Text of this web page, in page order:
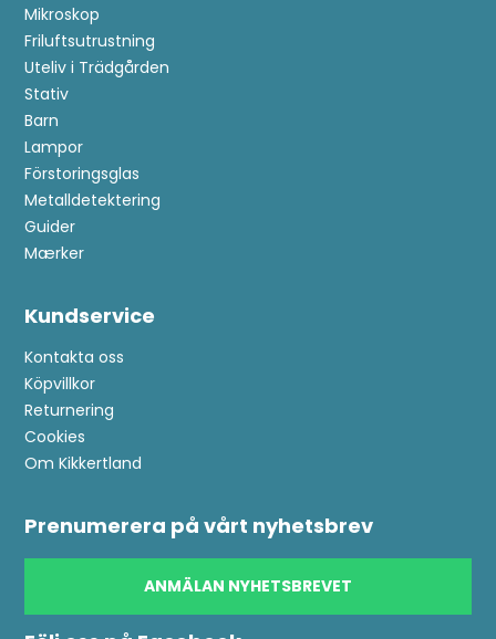
Mikroskop
Friluftsutrustning
Uteliv i Trädgården
Stativ
Barn
Lampor
Förstoringsglas
Metalldetektering
Guider
Mærker
Kundservice
Kontakta oss
Köpvillkor
Returnering
Cookies
Om Kikkertland
Prenumerera på vårt nyhetsbrev
ANMÄLAN NYHETSBREVET
Anmäl dig till kundklubb!
Bli medlem i kundklubben och se fram emot